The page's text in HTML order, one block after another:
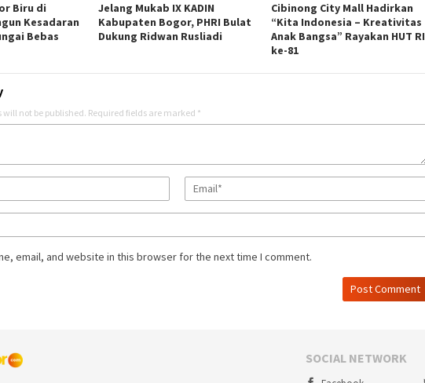
Biru di
Kesadaran
Bebas
Jelang Mukab IX KADIN
Kabupaten Bogor, PHRI Bulat
Dukung Ridwan Rusliadi
Cibinong City Mall Hadirkan
“Kita Indonesia – Kreativitas
Anak Bangsa” Rayakan HUT RI
ke-81
will not be published. Required fields are marked *
email, and website in this browser for the next time I comment.
SOCIAL NETWORK